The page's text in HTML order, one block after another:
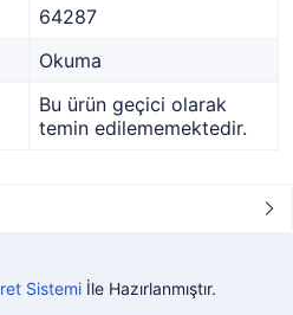
64287
Okuma
Bu ürün geçici olarak
temin edilememektedir.
Sistemiİle Hazırlanmıştır.